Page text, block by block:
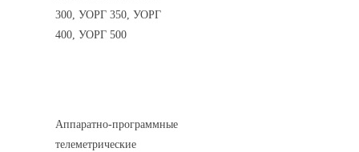
300, УОРГ 350, УОРГ
400, УОРГ 500
Аппаратно-программные
телеметрические